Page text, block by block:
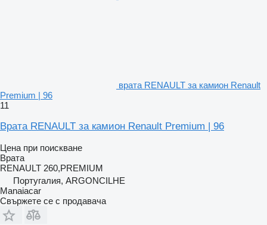
врата RENAULT за камион Renault
Premium | 96
11
Врата RENAULT за камион Renault Premium | 96
Цена при поискване
Врата
RENAULT 260,PREMIUM
Португалия, ARGONCILHE
Manaiacar
Свържете се с продавача